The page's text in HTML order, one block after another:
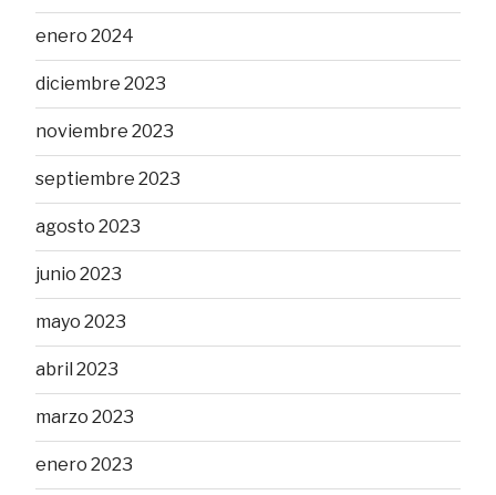
enero 2024
diciembre 2023
noviembre 2023
septiembre 2023
agosto 2023
junio 2023
mayo 2023
abril 2023
marzo 2023
enero 2023